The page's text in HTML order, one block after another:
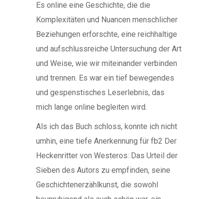
Es online eine Geschichte, die die
Komplexitäten und Nuancen menschlicher
Beziehungen erforschte, eine reichhaltige
und aufschlussreiche Untersuchung der Art
und Weise, wie wir miteinander verbinden
und trennen. Es war ein tief bewegendes
und gespenstisches Leserlebnis, das
mich lange online begleiten wird.
Als ich das Buch schloss, konnte ich nicht
umhin, eine tiefe Anerkennung für fb2 Der
Heckenritter von Westeros: Das Urteil der
Sieben des Autors zu empfinden, seine
Geschichtenerzählkunst, die sowohl